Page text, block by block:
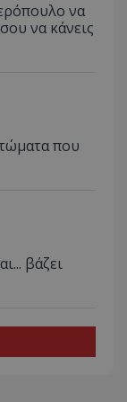
να
να κάνεις
που
βάζει